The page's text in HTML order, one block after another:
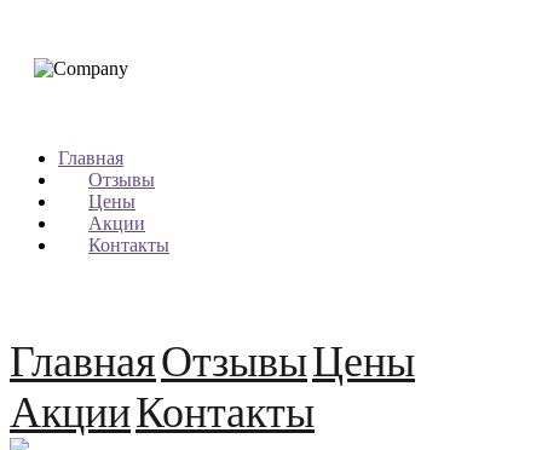
Главная
Отзывы
Цены
Акции
Контакты
ГлавнаяОтзывыЦены
АкцииКонтакты